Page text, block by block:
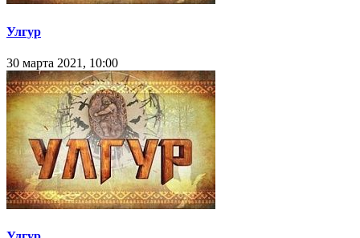
Улгур
30 марта 2021, 10:00